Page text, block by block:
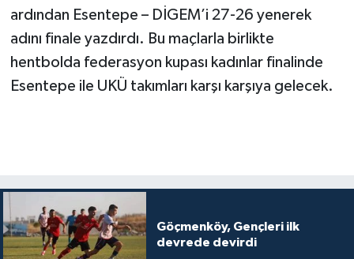
ardından Esentepe – DİGEM’i 27-26 yenerek
adını finale yazdırdı. Bu maçlarla birlikte
hentbolda federasyon kupası kadınlar finalinde
Esentepe ile UKÜ takımları karşı karşıya gelecek.
Göçmenköy, Gençleri ilk
devrede devirdi